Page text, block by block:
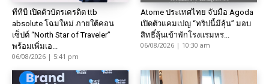
ทีทีบี เปิดตัวบัตรเครดิต ttb
absolute โฉมใหม่ ภายใต้คอน
เซ็ปต์ “North Star of Traveler”
พร้อมเพิ่มเอ...
06/08/2026 | 5:41 pm
Atome ประเทศไทย จับมือ Agoda
เปิดตัวแคมเปญ “ทริปนี้มีลุ้น” มอบ
สิทธิ์ลุ้นเข้าพักโรงแรมหร...
06/08/2026 | 10:30 am